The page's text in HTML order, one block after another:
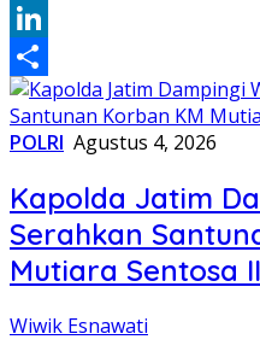
WhatsApp
LinkedIn
Share
POLRI Agustus 4, 2026
Kapolda Jatim
Serahkan
Mutiara Sentosa II
Wiwik Esnawati